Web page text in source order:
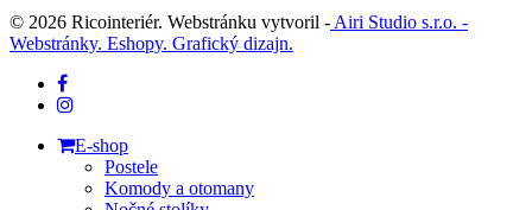
© 2026 Ricointeriér. Webstránku vytvoril - Airi Studio s.r.o. -
Webstránky. Eshopy. Grafický dizajn.
facebook
instagram
Close
E-shop
Postele
Komody a otomany